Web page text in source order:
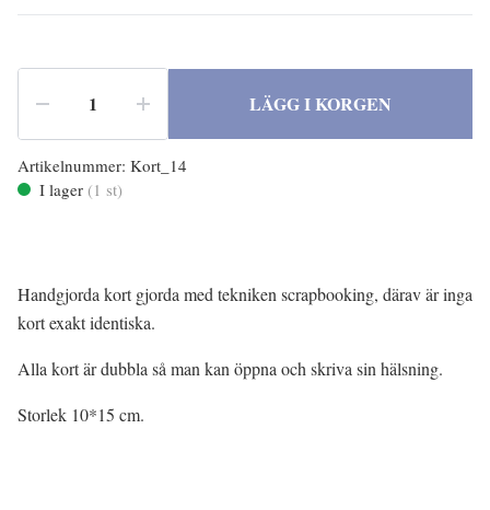
LÄGG I KORGEN
Artikelnummer: Kort_14
I lager (1 st)
Handgjorda kort gjorda med tekniken scrapbooking, därav är inga
kort exakt identiska.
Alla kort är dubbla så man kan öppna och skriva sin hälsning.
Storlek 10*15 cm.